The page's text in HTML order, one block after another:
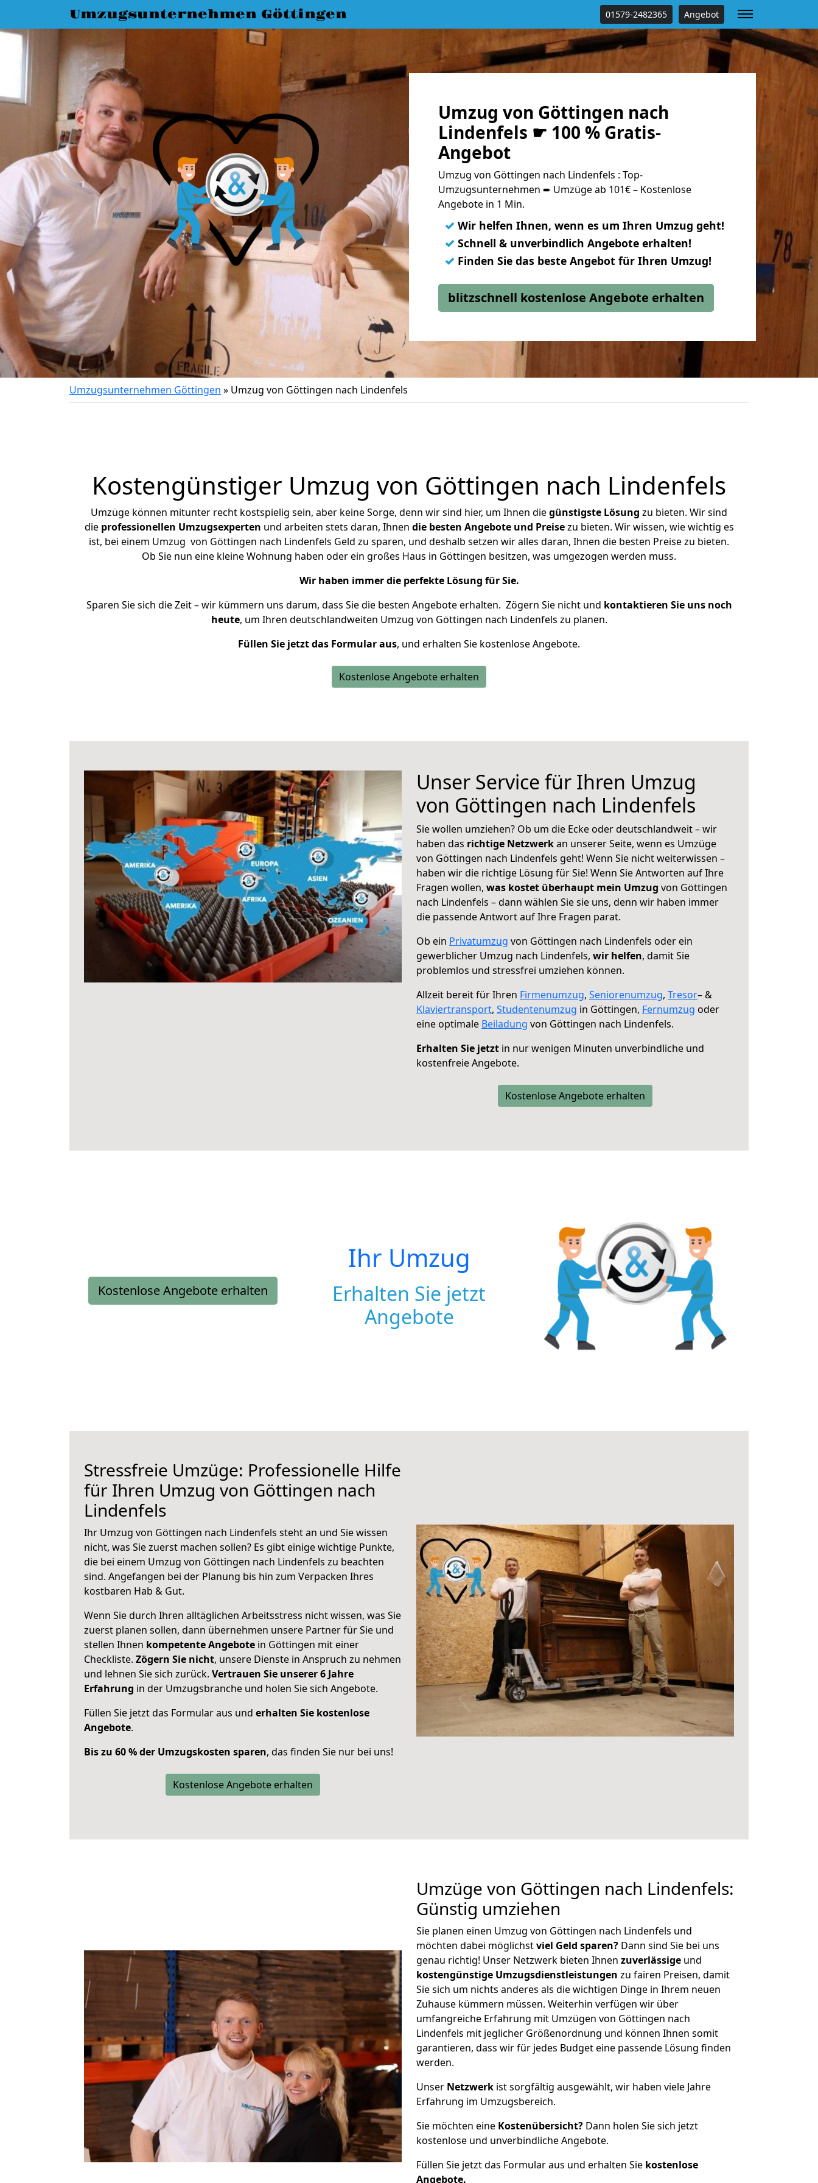
Umzugsunternehmen Göttingen 01579-2482365 Angebot
Umzug von Göttingen nach
Lindenfels ☛ 100 % Gratis-
Angebot
Umzug von Göttingen nach Lindenfels : Top-
Umzugsunternehmen ➨ Umzüge ab 101€ – Kostenlose
Angebote in 1 Min.
✓ Wir helfen Ihnen, wenn es um Ihren Umzug geht!
✓ Schnell & unverbindlich Angebote erhalten!
✓ Finden Sie das beste Angebot für Ihren Umzug!
blitzschnell kostenlose Angebote erhalten
Umzugsunternehmen Göttingen » Umzug von Göttingen nach Lindenfels
Kostengünstiger Umzug von Göttingen nach Lindenfels
Umzüge können mitunter recht kostspielig sein, aber keine Sorge, denn wir sind hier, um Ihnen diegünstigste Lösung zu bieten. Wir sind
die professionellen Umzugsexperten und arbeiten stets daran, Ihnen die besten Angebote und Preisezu bieten. Wir wissen, wie wichtig es
ist, bei einem Umzug von Göttingen nach Lindenfels Geld zu sparen, und deshalb setzen wir alles daran, Ihnen die besten Preise zu bieten.
Ob Sie nun eine kleine Wohnung haben oder ein großes Haus in Göttingen besitzen, was umgezogen werden muss.
Wir haben immer die perfekte Lösung für Sie.
Sparen Sie sich die Zeit – wir kümmern uns darum, dass Sie die besten Angebote erhalten. Zögern Sie nicht und kontaktieren Sie uns noch
heute, um Ihren deutschlandweiten Umzug von Göttingen nach Lindenfels zu planen.
Füllen Sie jetzt das Formular aus, und erhalten Sie kostenlose Angebote.
Kostenlose Angebote erhalten
Unser Service für Ihren Umzug
von Göttingen nach Lindenfels
Sie wollen umziehen? Ob um die Ecke oder deutschlandweit – wir
haben das richtige Netzwerkan unserer Seite, wenn es Umzüge
von Göttingen nach Lindenfels geht! Wenn Sie nicht weiterwissen –
haben wir die richtige Lösung für Sie! Wenn Sie Antworten auf Ihre
Fragen wollen, was kostet überhaupt mein Umzug von Göttingen
nach Lindenfels – dann wählen Sie sie uns, denn wir haben immer
die passende Antwort auf Ihre Fragen parat.
Ob ein Privatumzug von Göttingen nach Lindenfels oder ein
gewerblicher Umzug nach Lindenfels, wir helfen, damit Sie
problemlos und stressfrei umziehen können.
Allzeit bereit für Ihren Firmenumzug, Seniorenumzug, Tresor– &
Klaviertransport, Studentenumzug in Göttingen, Fernumzug oder
eine optimale Beiladung von Göttingen nach Lindenfels.
Erhalten Sie jetzt in nur wenigen Minuten unverbindliche und
kostenfreie Angebote.
Kostenlose Angebote erhalten
Kostenlose Angebote erhalten
Ihr Umzug
Erhalten Sie jetzt
Angebote
Stressfreie Umzüge: Professionelle Hilfe
für Ihren Umzug von Göttingen nach
Lindenfels
Ihr Umzug von Göttingen nach Lindenfels steht an und Sie wissen
nicht, was Sie zuerst machen sollen? Es gibt einige wichtige Punkte,
die bei einem Umzug von Göttingen nach Lindenfels zu beachten
sind. Angefangen bei der Planung bis hin zum Verpacken Ihres
kostbaren Hab & Gut.
Wenn Sie durch Ihren alltäglichen Arbeitsstress nicht wissen, was Sie
zuerst planen sollen, dann übernehmen unsere Partner für Sie und
stellen Ihnen kompetente Angebote in Göttingen mit einer
Checkliste. Zögern Sie nicht, unsere Dienste in Anspruch zu nehmen
und lehnen Sie sich zurück. Vertrauen Sie unserer 6 Jahre
Erfahrung in der Umzugsbranche und holen Sie sich Angebote.
Füllen Sie jetzt das Formular aus und erhalten Sie kostenlose
Angebote.
Bis zu 60 % der Umzugskosten sparen, das finden Sie nur bei uns!
Kostenlose Angebote erhalten
Umzüge von Göttingen nach Lindenfels:
Günstig umziehen
Sie planen einen Umzug von Göttingen nach Lindenfels und
möchten dabei möglichstviel Geld sparen? Dann sind Sie bei uns
genau richtig! Unser Netzwerk bieten Ihnen zuverlässige und
kostengünstige Umzugsdienstleistungen zu fairen Preisen, damit
Sie sich um nichts anderes als die wichtigen Dinge in Ihrem neuen
Zuhause kümmern müssen. Weiterhin verfügen wir über
umfangreiche Erfahrung mit Umzügen von Göttingen nach
Lindenfels mit jeglicher Größenordnung und können Ihnen somit
garantieren, dass wir für jedes Budget eine passende Lösung finden
werden.
Unser Netzwerk ist sorgfältig ausgewählt, wir haben viele Jahre
Erfahrung im Umzugsbereich.
Sie möchten eine Kostenübersicht? Dann holen Sie sich jetzt
kostenlose und unverbindliche Angebote.
Füllen Sie jetzt das Formular aus und erhalten Sie kostenlose
Angebote.